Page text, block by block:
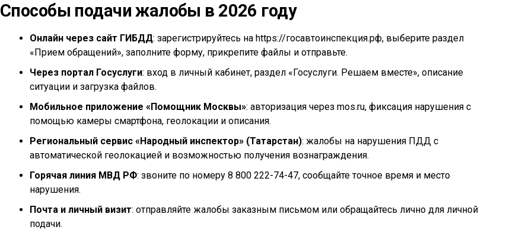
Способы подачи жалобы в 2026 году
Онлайн через сайт ГИБДД: зарегистрируйтесь на https://госавтоинспекция.рф, выберите раздел
«Прием обращений», заполните форму, прикрепите файлы и отправьте.
Через портал Госуслуги: вход в личный кабинет, раздел «Госуслуги. Решаем вместе», описание
ситуации и загрузка файлов.
Мобильное приложение «Помощник Москвы»: авторизация через mos.ru, фиксация нарушения с
помощью камеры смартфона, геолокации и описания.
Региональный сервис «Народный инспектор» (Татарстан): жалобы на нарушения ПДД с
автоматической геолокацией и возможностью получения вознаграждения.
Горячая линия МВД РФ: звоните по номеру 8 800 222-74-47, сообщайте точное время и место
нарушения.
Почта и личный визит: отправляйте жалобы заказным письмом или обращайтесь лично для личной
подачи.